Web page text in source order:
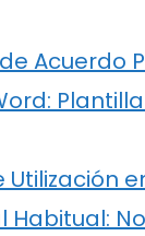
Acuerdo
Utilización
Habitual: